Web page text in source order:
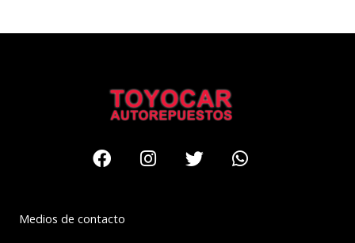
FacebookInstagram
TwitterWhatsapp
Medios de contacto